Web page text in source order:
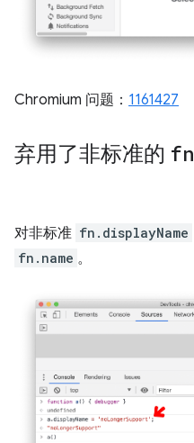
Chromium 问题： 1161427
弃用了非标准的 fn
对非标准 fn.displayName
fn.name 。